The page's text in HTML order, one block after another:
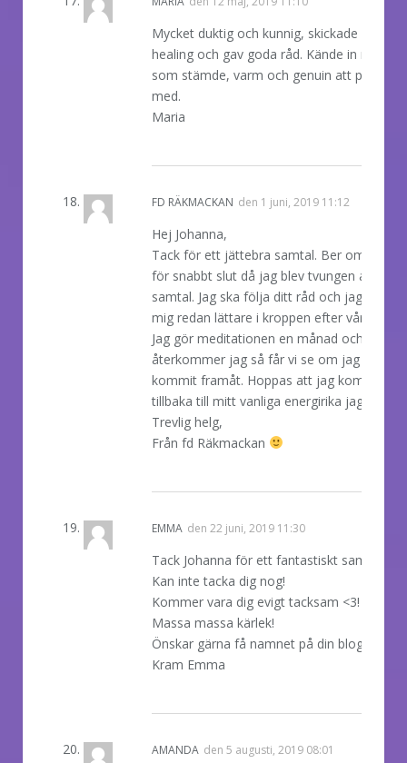
Mycket duktig och kunnig, skickade
healing och gav goda råd. Kände in mycket
som stämde, varm och genuin att prata
med.
Maria
FD RÄKMACKAN den 1 juni, 2019 11:12
Hej Johanna,
Tack för ett jättebra samtal. Ber om ursäkt
för snabbt slut då jag blev tvungen att ta
samtal. Jag ska följa ditt råd och jag känner
mig redan lättare i kroppen efter vårt
Jag gör meditationen en månad och sedan
återkommer jag så får vi se om jag har
kommit framåt. Hoppas att jag kommer
tillbaka till mitt vanliga energirika jag.
Trevlig helg,
Från fd Räkmackan
EMMA den 22 juni, 2019 11:30
Tack Johanna för ett fantastiskt samtal.
Kan inte tacka dig nog!
Kommer vara dig evigt tacksam <3!
Massa massa kärlek!
Önskar gärna få namnet på din blogg.
Kram Emma
AMANDA den 5 augusti, 2019 08:01